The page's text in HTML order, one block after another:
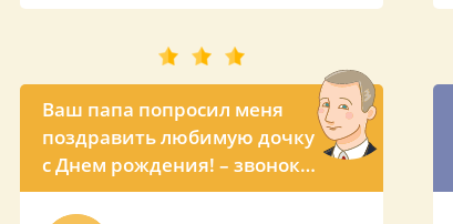
Ваш папа попросил меня
поздравить любимую дочку
с Днем рождения! – звонок с
юмором от президента